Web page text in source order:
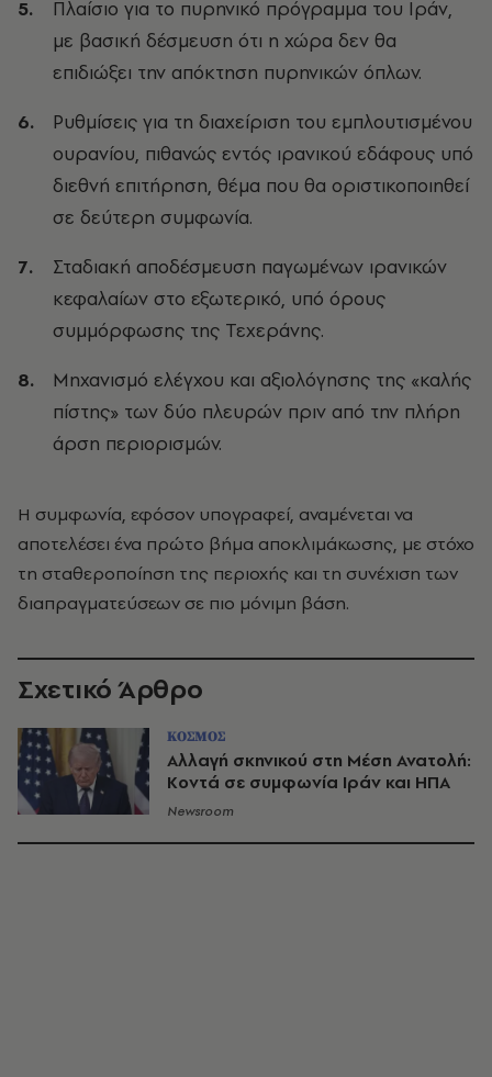
Πλαίσιο για το πυρηνικό πρόγραμμα του Ιράν,
με βασική δέσμευση ότι η χώρα δεν θα
επιδιώξει την απόκτηση πυρηνικών όπλων.
Ρυθμίσεις για τη διαχείριση του εμπλουτισμένου
ουρανίου, πιθανώς εντός ιρανικού εδάφους υπό
διεθνή επιτήρηση, θέμα που θα οριστικοποιηθεί
σε δεύτερη συμφωνία.
Σταδιακή αποδέσμευση παγωμένων ιρανικών
κεφαλαίων στο εξωτερικό, υπό όρους
συμμόρφωσης της Τεχεράνης.
Μηχανισμό ελέγχου και αξιολόγησης της «καλής
πίστης» των δύο πλευρών πριν από την πλήρη
άρση περιορισμών.
Η συμφωνία, εφόσον υπογραφεί, αναμένεται να
αποτελέσει ένα πρώτο βήμα αποκλιμάκωσης, με στόχο
τη σταθεροποίηση της περιοχής και τη συνέχιση των
διαπραγματεύσεων σε πιο μόνιμη βάση.
Σχετικό Άρθρο
ΚΟΣΜΟΣ
Αλλαγή σκηνικού στη Μέση Ανατολή:
Κοντά σε συμφωνία Ιράν και ΗΠΑ
Newsroom